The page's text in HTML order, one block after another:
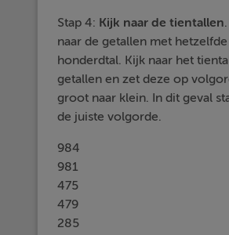
Stap 4: Kijk naar de tientallen
naar de getallen met hetzelfde
honderdtal. Kijk naar het
getallen en zet deze op
groot naar klein. In dit geval
de juiste volgorde.
984
981
475
479
285